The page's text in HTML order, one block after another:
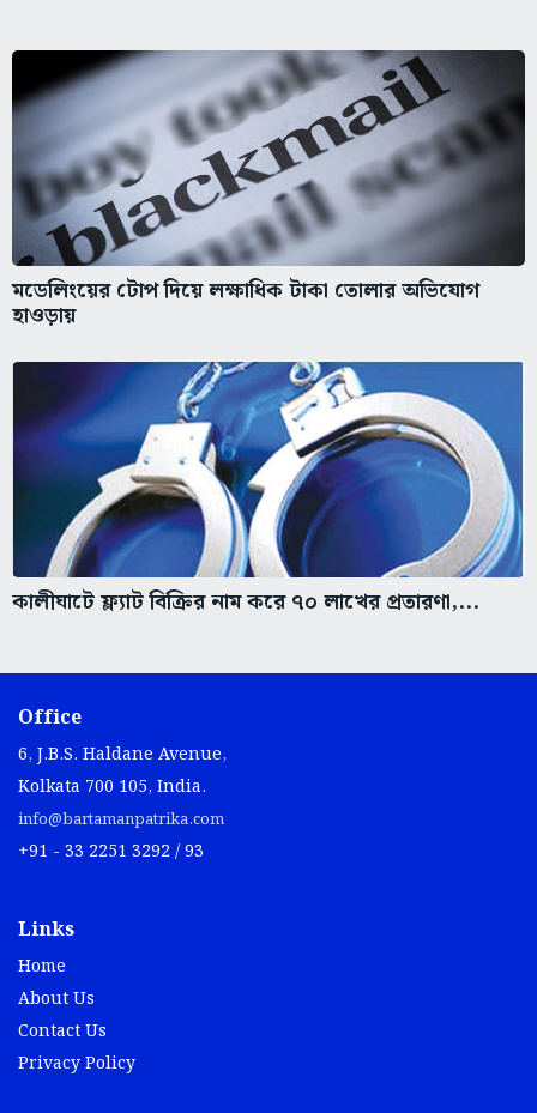
মডেলিংয়ের টোপ দিয়ে লক্ষাধিক টাকা তোলার অভিযোগ
হাওড়ায়
কালীঘাটে ফ্ল্যাট বিক্রির নাম করে ৭০ লাখের প্রতারণা,...
Office
6, J.B.S. Haldane Avenue,
Kolkata 700 105, India.
info@bartamanpatrika.com
+91 - 33 2251 3292 / 93
Links
Home
About Us
Contact Us
Privacy Policy